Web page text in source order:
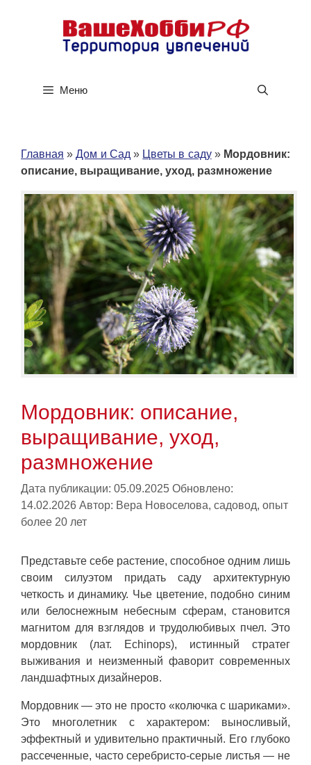
содержимому
Меню
Главная »Дом и Сад » Цветы в саду» Мордовник:
описание, выращивание, уход, размножение
Мордовник: описание,
выращивание, уход,
размножение
Дата публикации: 05.09.2025 Обновлено:
14.02.2026 Автор: Вера Новоселова, садовод, опыт
более 20 лет
Представьте себе растение, способное одним лишь
своим силуэтом придать саду архитектурную
четкость и динамику. Чье цветение, подобно синим
или белоснежным небесным сферам, становится
магнитом для взглядов и трудолюбивых пчел. Это
мордовник (лат. Echinops), истинный стратег
выживания и неизменный фаворит современных
ландшафтных дизайнеров.
Мордовник — это не просто «колючка с шариками».
Это многолетник с характером: выносливый,
эффектный и удивительно практичный. Его глубоко
рассеченные, часто серебристо-серые листья — не